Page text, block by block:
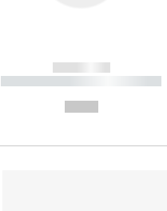
------------
----------- ----------- ----------